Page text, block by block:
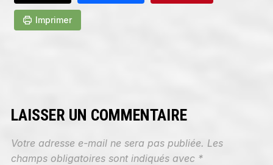
Imprimer
LAISSER UN COMMENTAIRE
Votre adresse e-mail ne sera pas publiée. Les
champs obligatoires sont indiqués avec *